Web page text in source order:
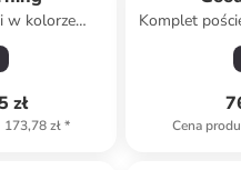
w kolorze
zł
173,78 zł*
Komplet
w
Cena